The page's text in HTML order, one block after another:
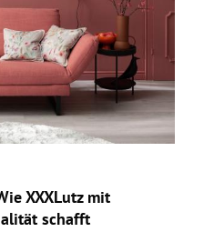
XXXLutz mit
schafft